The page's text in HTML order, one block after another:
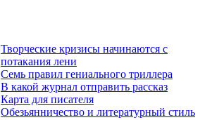
Творческие кризисы начинаются с
потакания лени
Семь правил гениального триллера
В какой журнал отправить рассказ
Карта для писателя
Обезьянничество и литературный стиль